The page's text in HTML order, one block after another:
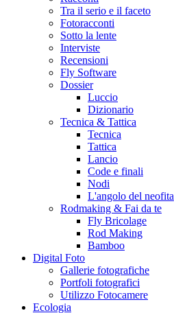
Tra il serio e il faceto
Fotoracconti
Sotto la lente
Interviste
Recensioni
Fly Software
Dossier
Luccio
Dizionario
Tecnica & Tattica
Tecnica
Tattica
Lancio
Code e finali
Nodi
L'angolo del neofita
Rodmaking & Fai da te
Fly Bricolage
Rod Making
Bamboo
Digital Foto
Gallerie fotografiche
Portfoli fotografici
Utilizzo Fotocamere
Ecologia